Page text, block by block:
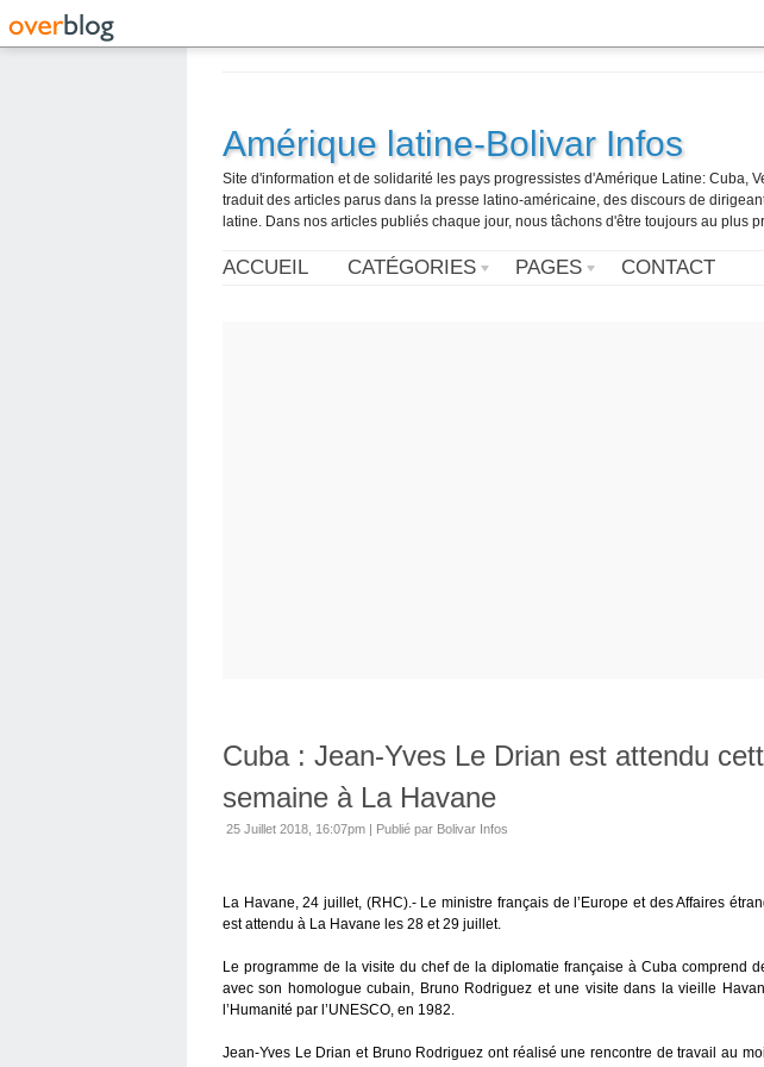
Amérique latine-Bolivar Infos
Site d'information et de solidarité les pays progressistes d'Amérique Latine: Cuba,
traduit des articles parus dans la presse latino-américaine, des discours de
latine. Dans nos articles publiés chaque jour, nous tâchons d'être toujours au plus
ACCUEIL CATÉGORIES PAGES CONTACT
Cuba : Jean-Yves Le Drian est attendu
semaine à La Havane
25 Juillet 2018, 16:07pm | Publié par Bolivar Infos
La Havane, 24 juillet, (RHC).- Le ministre français de l’Europe et des Affaires
est attendu à La Havane les 28 et 29 juillet.
Le programme de la visite du chef de la diplomatie française à Cuba comprend
avec son homologue cubain, Bruno Rodriguez et une visite dans la vieille
l’Humanité par l’UNESCO, en 1982.
Jean-Yves Le Drian et Bruno Rodriguez ont réalisé une rencontre de travail au